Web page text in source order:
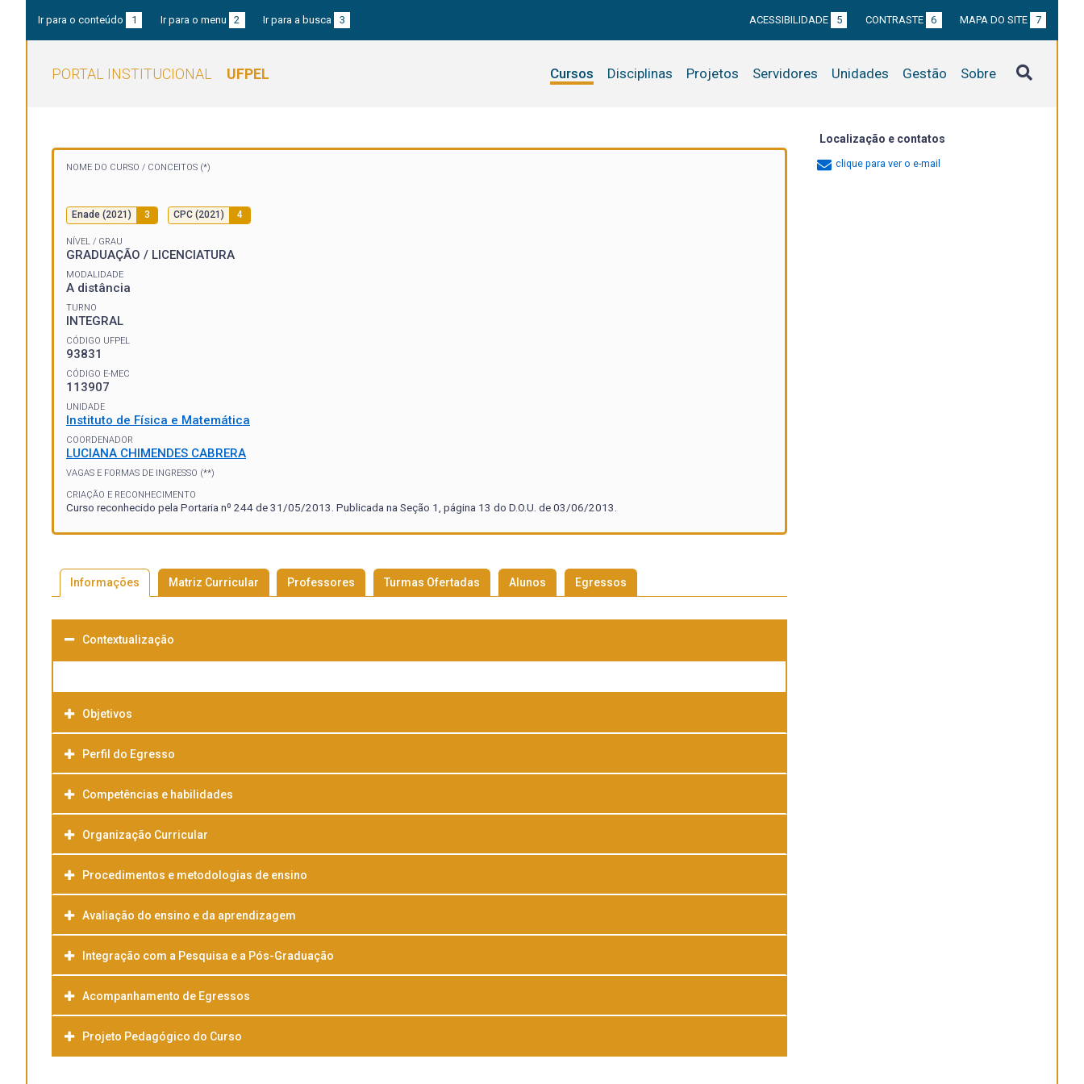
Ir para o conteúdo 1 Ir para o menu 2 Ir para a busca 3 ACESSIBILIDADE 5 CONTRASTE 6 MAPA DO SITE 7
PORTAL INSTITUCIONAL UFPEL Cursos Disciplinas Projetos Servidores Unidades Gestão Sobre
NOME DO CURSO / CONCEITOS (*)
Enade (2021) 3 CPC (2021) 4
NÍVEL / GRAU
GRADUAÇÃO / LICENCIATURA
MODALIDADE
A distância
TURNO
INTEGRAL
CÓDIGO UFPEL
93831
CÓDIGO E-MEC
113907
UNIDADE
Instituto de Física e Matemática
COORDENADOR
LUCIANA CHIMENDES CABRERA
VAGAS E FORMAS DE INGRESSO (**)
CRIAÇÃO E RECONHECIMENTO
Curso reconhecido pela Portaria nº 244 de 31/05/2013. Publicada na Seção 1, página 13 do D.O.U. de 03/06/2013.
Informações Matriz Curricular Professores Turmas Ofertadas Alunos Egressos
Contextualização
Objetivos
Perfil do Egresso
Competências e habilidades
Organização Curricular
Procedimentos e metodologias de ensino
Avaliação do ensino e da aprendizagem
Integração com a Pesquisa e a Pós-Graduação
Acompanhamento de Egressos
Projeto Pedagógico do Curso
Localização e contatos
clique para ver o e-mail